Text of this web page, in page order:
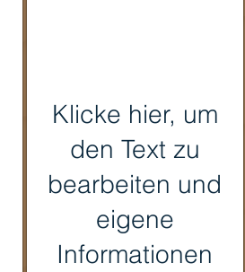
Klicke hier, um
den Text zu
bearbeiten und
eigene
Informationen